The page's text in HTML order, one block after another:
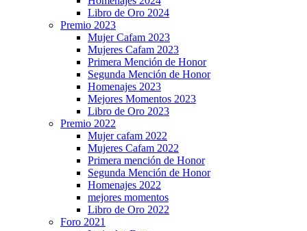
Libro de Oro 2024
Premio 2023
Mujer Cafam 2023
Mujeres Cafam 2023
Primera Mención de Honor
Segunda Mención de Honor
Homenajes 2023
Mejores Momentos 2023
Libro de Oro 2023
Premio 2022
Mujer cafam 2022
Mujeres Cafam 2022
Primera mención de Honor
Segunda Mención de Honor
Homenajes 2022
mejores momentos
Libro de Oro 2022
Foro 2021